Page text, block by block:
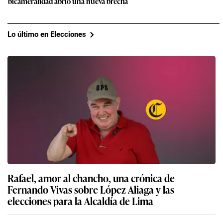
Lo último en Elecciones
Rafael, amor al chancho, una crónica de
Fernando Vivas sobre López Aliaga y las
elecciones para la Alcaldía de Lima